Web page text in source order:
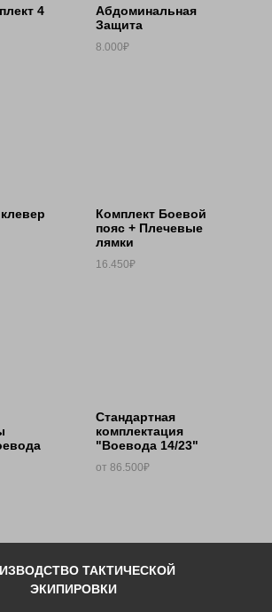
4
Абдоминальная
Защита
8.000₽
Комплект Боевой
пояс + Плечевые
лямки
16.450₽
Стандартная
комплектация
"Воевода 14/23"
от 86.500₽
ТАКТИЧЕСКОЙ
ЭКИПИРОВКИ